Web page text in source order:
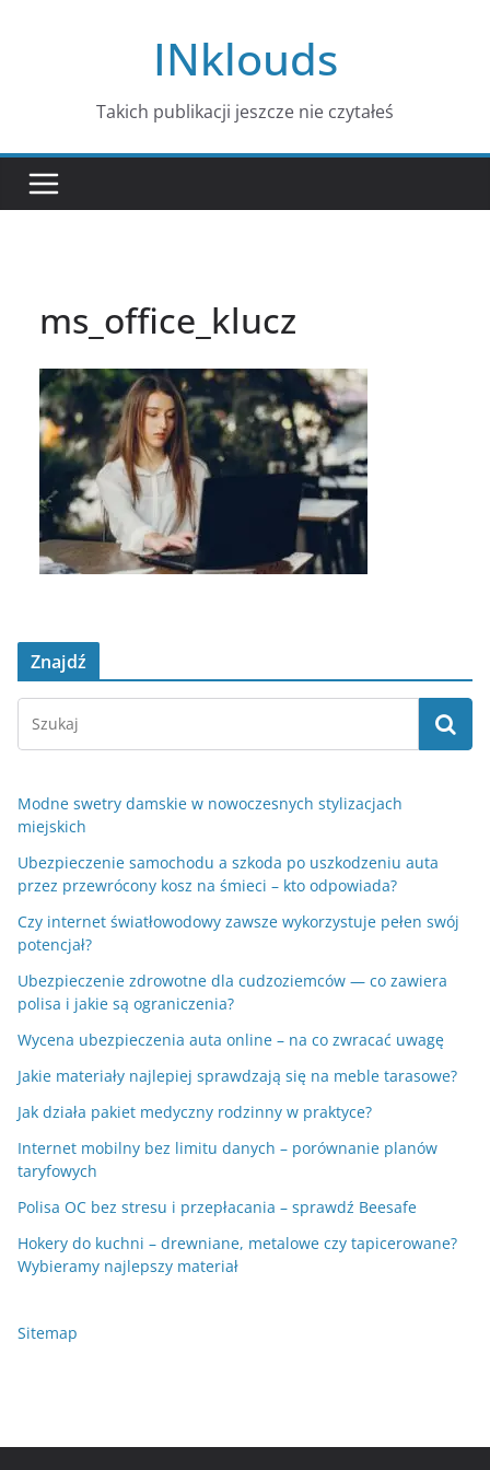
INklouds
Takich publikacji jeszcze nie czytałeś
ms_office_klucz
Znajdź
Modne swetry damskie w nowoczesnych stylizacjach
miejskich
Ubezpieczenie samochodu a szkoda po uszkodzeniu auta
przez przewrócony kosz na śmieci – kto odpowiada?
Czy internet światłowodowy zawsze wykorzystuje pełen swój
potencjał?
Ubezpieczenie zdrowotne dla cudzoziemców — co zawiera
polisa i jakie są ograniczenia?
Wycena ubezpieczenia auta online – na co zwracać uwagę
Jakie materiały najlepiej sprawdzają się na meble tarasowe?
Jak działa pakiet medyczny rodzinny w praktyce?
Internet mobilny bez limitu danych – porównanie planów
taryfowych
Polisa OC bez stresu i przepłacania – sprawdź Beesafe
Hokery do kuchni – drewniane, metalowe czy tapicerowane?
Wybieramy najlepszy materiał
Sitemap